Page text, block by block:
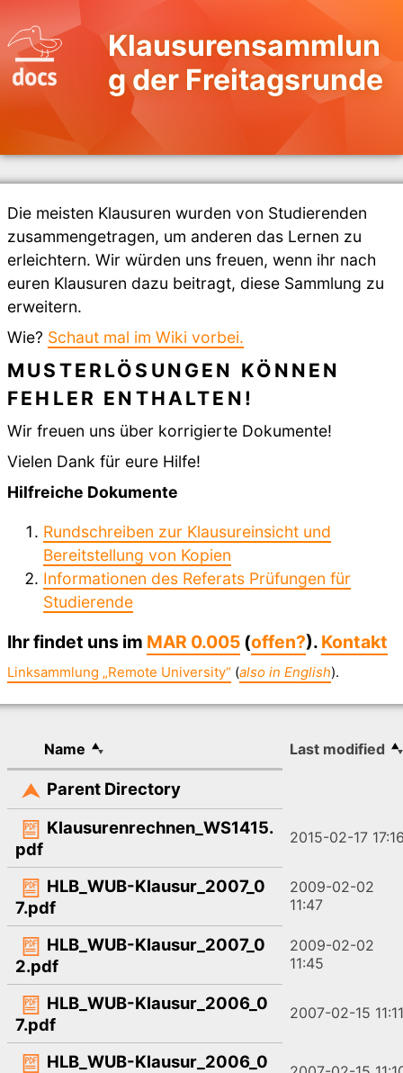
Klausurensammlun
g der Freitagsrunde
Die meisten Klausuren wurden von Studierenden
zusammengetragen, um anderen das Lernen zu
erleichtern. Wir würden uns freuen, wenn ihr nach
euren Klausuren dazu beitragt, diese Sammlung zu
erweitern.
Wie? Schaut mal im Wiki vorbei.
MUSTERLÖSUNGEN KÖNNEN
FEHLER ENTHALTEN!
Wir freuen uns über korrigierte Dokumente!
Vielen Dank für eure Hilfe!
Hilfreiche Dokumente
Rundschreiben zur Klausureinsicht und
Bereitstellung von Kopien
Informationen des Referats Prüfungen für
Studierende
Ihr findet uns im MAR 0.005 (offen?). Kontakt
Linksammlung „Remote University“ (also in English).
Name Last modified
Parent Directory
Klausurenrechnen_WS1415.
pdf
2015-02-17
HLB_WUB-Klausur_2007_0
7.pdf
2009-02-02
11:47
HLB_WUB-Klausur_2007_0
2.pdf
2009-02-02
11:45
HLB_WUB-Klausur_2006_0
7.pdf
2007-02-15 11:11
HLB_WUB-Klausur_2006_0